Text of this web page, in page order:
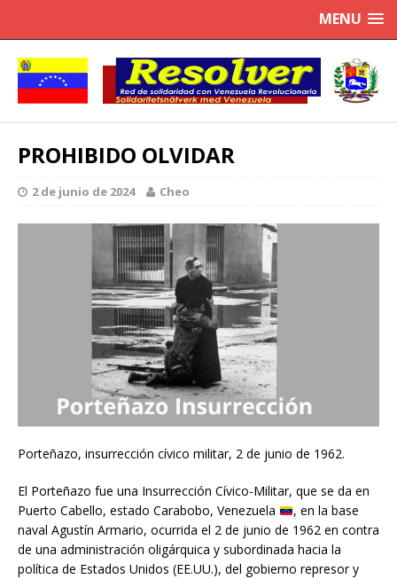
MENU
PROHIBIDO OLVIDAR
2 de junio de 2024 Cheo
Porteñazo, insurrección cívico militar, 2 de junio de 1962.
El Porteñazo fue una Insurrección Cívico-Militar, que se da en
Puerto Cabello, estado Carabobo, Venezuela
, en la base
naval Agustín Armario, ocurrida el 2 de junio de 1962 en contra
de una administración oligárquica y subordinada hacia la
política de Estados Unidos (EE.UU.), del gobierno represor y